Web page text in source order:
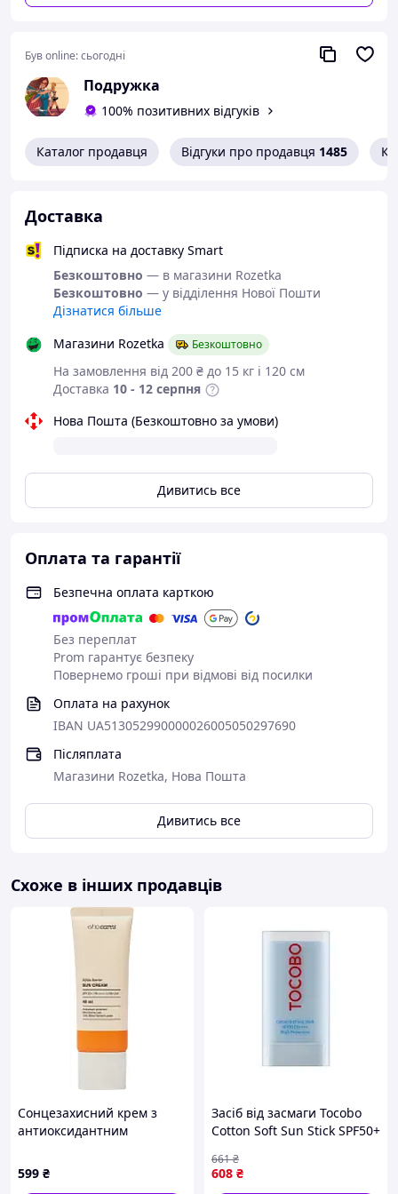
Можлива індивідуальна чутливість до компонентів.
Призначений лише для зовнішнього застосування. При
потраплянні в очі негайно промийте їх водою.
Склад
Aqua, Ethylhexyl Methoxycinnamate, Diethylamino
MethyleneBis-Benzotriazolyl Tetramethylbutylphenol
PropyleneGlycol, XanthanGum, Glycerin, Disodium
Cetearyl Sulfosuccinate, Sodium Polyacrylate, Oryza Sativa
(Rice) Starch, CO2 AloeBarbadensisLeafExtract,
TocopherylAcetate, AscorbicAcid 2-Glucoside,
Ethylhexylglycerin, Phenoxyethanol, Parfum
об'єм: 50 мл
виробник:Україна,Soika
Був online:сьогодні
Подружка
100% позитивних відгуків
Каталог продавця Відгуки про продавця 1485
Доставка
Підписка на доставку Smart
Безкоштовно — в магазини Rozetka
Безкоштовно — у відділення Нової Пошти
Дізнатися більше
Магазини Rozetka
Безкоштовно
На замовлення від 200 ₴ до 15 кг і 120 см
Доставка 10 - 12 серпня
Нова Пошта (Безкоштовно за умови)
Дивитись все
Оплата та гарантії
Безпечна оплата карткою
Без переплат
Prom гарантує безпеку
Повернемо гроші при відмові від посилки
Оплата на рахунок
IBAN UA513052990000026005050297690
Післяплата
Магазини Rozetka, Нова Пошта
Дивитись все
Схоже в інших продавців
Сонцезахисний крем з
антиоксидантним
Barrier Sun Cream, 40 мл
599 ₴
Засіб від засмаги Tocobo
Cotton Soft Sun Stick SPF50+
(8809835060041) (y664123)
608 ₴
661₴